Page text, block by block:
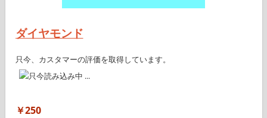
ダイヤモンド
只今、カスタマーの評価を取得しています。
￥250